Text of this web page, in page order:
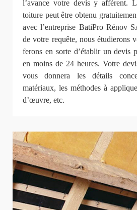
l’avance votre devis y afférent.
toiture peut être obtenu
avec l’entreprise BatiPro Rénov
de votre requête, nous étudierons
ferons en sorte d’établir un devis
en moins de 24 heures. Votre
vous donnera les détails
matériaux, les méthodes à
d’œuvre, etc.